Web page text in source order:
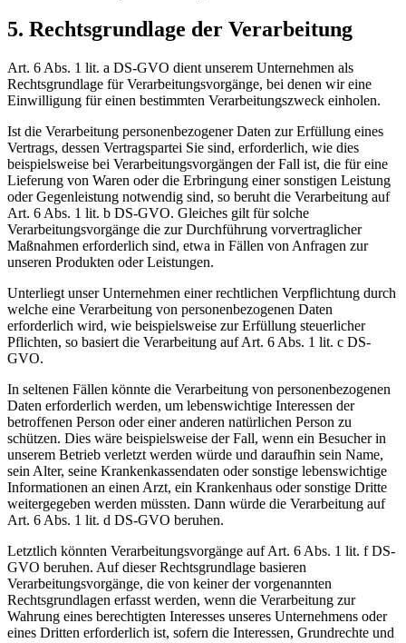
5. Rechtsgrundlage der Verarbeitung
Art. 6 Abs. 1 lit. a DS-GVO dient unserem Unternehmen als
Rechtsgrundlage für Verarbeitungsvorgänge, bei denen wir eine
Einwilligung für einen bestimmten Verarbeitungszweck einholen.
Ist die Verarbeitung personenbezogener Daten zur Erfüllung eines
Vertrags, dessen Vertragspartei Sie sind, erforderlich, wie dies
beispielsweise bei Verarbeitungsvorgängen der Fall ist, die für eine
Lieferung von Waren oder die Erbringung einer sonstigen Leistung
oder Gegenleistung notwendig sind, so beruht die Verarbeitung auf
Art. 6 Abs. 1 lit. b DS-GVO. Gleiches gilt für solche
Verarbeitungsvorgänge die zur Durchführung vorvertraglicher
Maßnahmen erforderlich sind, etwa in Fällen von Anfragen zur
unseren Produkten oder Leistungen.
Unterliegt unser Unternehmen einer rechtlichen Verpflichtung durch
welche eine Verarbeitung von personenbezogenen Daten
erforderlich wird, wie beispielsweise zur Erfüllung steuerlicher
Pflichten, so basiert die Verarbeitung auf Art. 6 Abs. 1 lit. c DS-
GVO.
In seltenen Fällen könnte die Verarbeitung von personenbezogenen
Daten erforderlich werden, um lebenswichtige Interessen der
betroffenen Person oder einer anderen natürlichen Person zu
schützen. Dies wäre beispielsweise der Fall, wenn ein Besucher in
unserem Betrieb verletzt werden würde und daraufhin sein Name,
sein Alter, seine Krankenkassendaten oder sonstige lebenswichtige
Informationen an einen Arzt, ein Krankenhaus oder sonstige Dritte
weitergegeben werden müssten. Dann würde die Verarbeitung auf
Art. 6 Abs. 1 lit. d DS-GVO beruhen.
Letztlich könnten Verarbeitungsvorgänge auf Art. 6 Abs. 1 lit. f DS-
GVO beruhen. Auf dieser Rechtsgrundlage basieren
Verarbeitungsvorgänge, die von keiner der vorgenannten
Rechtsgrundlagen erfasst werden, wenn die Verarbeitung zur
Wahrung eines berechtigten Interesses unseres Unternehmens oder
eines Dritten erforderlich ist, sofern die Interessen, Grundrechte und